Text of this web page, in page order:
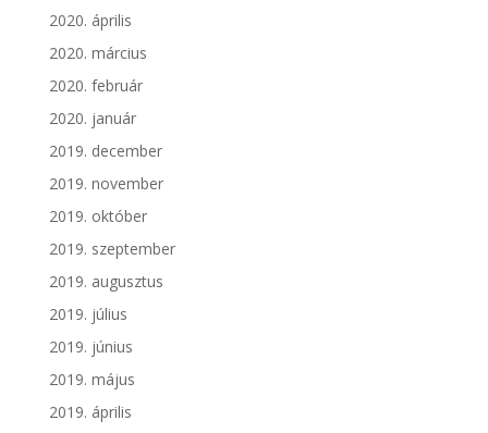
2020. április
2020. március
2020. február
2020. január
2019. december
2019. november
2019. október
2019. szeptember
2019. augusztus
2019. július
2019. június
2019. május
2019. április